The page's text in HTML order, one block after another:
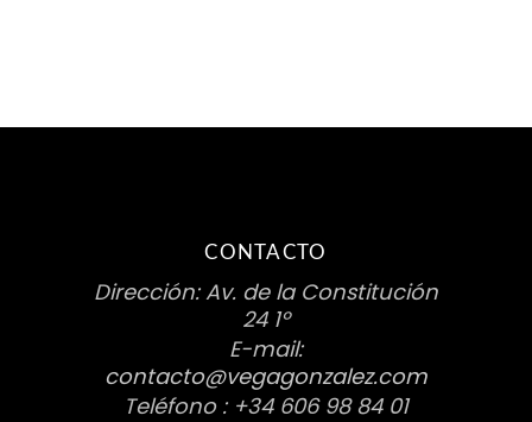
CONTACTO
Dirección: Av. de la Constitución
24 1º
E-mail:
contacto@vegagonzalez.com
Teléfono : +34 606 98 84 01